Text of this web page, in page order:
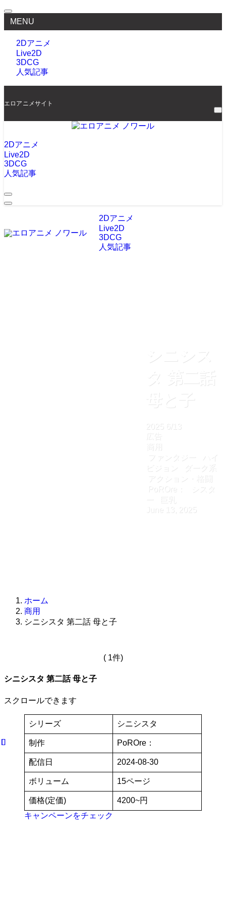
MENU
2Dアニメ
Live2D
3DCG
人気記事
エロアニメサイト
2Dアニメ
Live2D
3DCG
人気記事
2Dアニメ
Live2D
3DCG
人気記事
シニシス
タ 第二話
母と子
2025 6/13
広告
商用
ファンタジー
ハイ
ビジョン
ダーク系
アクション・格闘
PoROre：
シスタ
巨乳
June 13, 2025
ホーム
商用
シニシスタ 第二話 母と子
( 1件)
シニシスタ 第二話 母と子
スクロールできます
シリーズ シニシスタ
制作 PoROre：
配信日 2024-08-30
ボリューム 15ページ
価格(定価)
4200~円
キャンペーンをチェック